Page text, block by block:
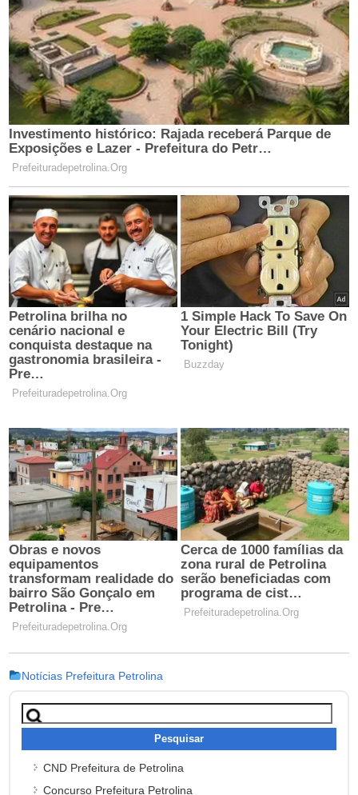
Notícias Prefeitura Petrolina
Pesquisar
por:
CND Prefeitura de Petrolina
Concurso Prefeitura Petrolina